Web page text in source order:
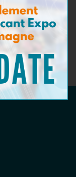
de GESERCO !
recevoir des
de surveillance de
et des conseils
à la pointe de